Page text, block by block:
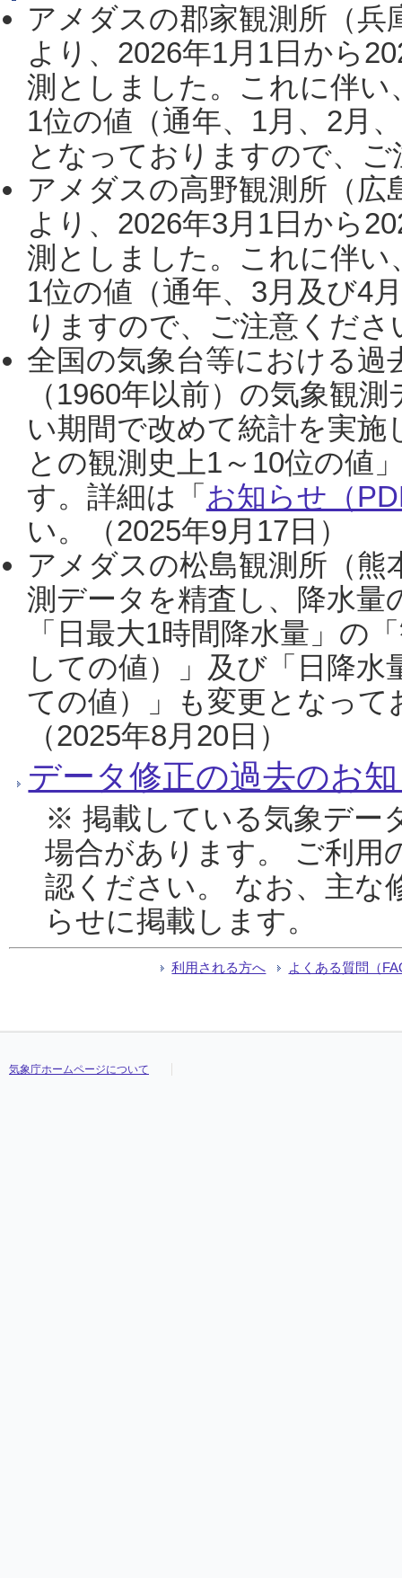
アメダスの郡家観測所（
より、2026年1月1日から
測としました。これに伴い
1位の値（通年、1月、2月
となっておりますので、
アメダスの高野観測所（
より、2026年3月1日から
測としました。これに伴い
1位の値（通年、3月及び4
りますので、ご注意くだ
全国の気象台等における過
（1960年以前）の気象観
い期間で改めて統計を実
との観測史上1～10位の値
す。詳細は「 お知らせ（
い。（2025年9月17日）
アメダスの松島観測所（熊
測データを精査し、降水
「日最大1時間降水量」の
しての値）」及び「日降
ての値）」も変更となっ
（2025年8月20日）
データ修正の過去のお
※ 掲載している気象デー
場合があります。 ご利用
認ください。 なお、主な
らせに掲載します。
利用される方へ よくある質問（
気象庁ホームページについて